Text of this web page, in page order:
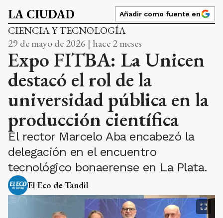
LA CIUDAD Añadir como fuente en
CIENCIA Y TECNOLOGÍA
29 de mayo de 2026 | hace 2 meses
Expo FITBA: La Unicen
destacó el rol de la
universidad pública en la
producción científica
El rector Marcelo Aba encabezó la
delegación en el encuentro
tecnológico bonaerense en La Plata.
El Eco de Tandil